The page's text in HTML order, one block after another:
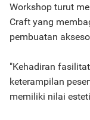
Workshop turut
Craft yang
pembuatan
"Kehadiran
keterampilan
memiliki nilai